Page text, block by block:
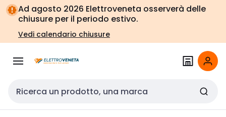
Vai alla
navigazione
Vai
alla
pagina
Ad agosto 2026 Elettroveneta osserverà delle
chiusure per il periodo estivo.
Vedi calendario chiusure
Cerca input